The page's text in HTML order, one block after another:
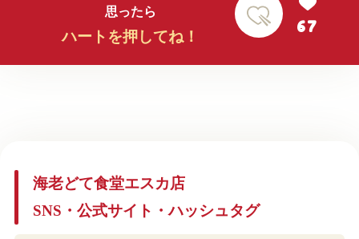
思ったら
ハートを押してね！
67
海老どて食堂エスカ店
SNS・公式サイト・ハッシュタグ